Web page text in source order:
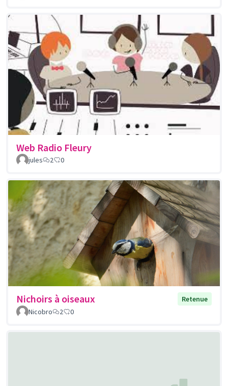
Web Radio Fleury
jules 2 0
Nichoirs à oiseaux
Retenue
Nicobro
2 0